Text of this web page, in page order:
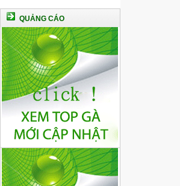
QUẢNG CÁO